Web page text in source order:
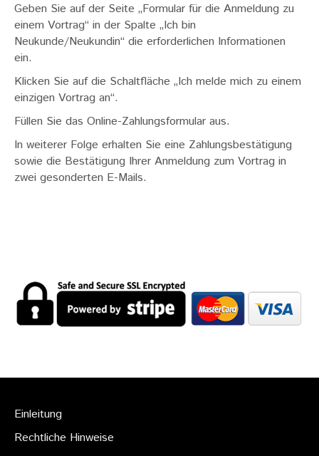
Geben Sie auf der Seite „Formular für die Anmeldung zu
einem Vortrag“ in der Spalte „Ich bin
Neukunde/Neukundin“ die erforderlichen Informationen
ein.
Klicken Sie auf die Schaltfläche „Ich melde mich zu einem
einzigen Vortrag an“.
Füllen Sie das Online-Zahlungsformular aus.
In weiterer Folge erhalten Sie eine Zahlungsbestätigung
sowie die Bestätigung Ihrer Anmeldung zum Vortrag in
zwei gesonderten E-Mails.
Einleitung
Rechtliche Hinweise